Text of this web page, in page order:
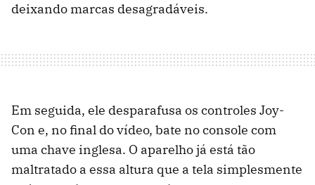
deixando marcas desagradáveis.
Em seguida, ele desparafusa os controles Joy-
Con e, no final do vídeo, bate no console com
uma chave inglesa. O aparelho já está tão
maltratado a essa altura que a tela simplesmente